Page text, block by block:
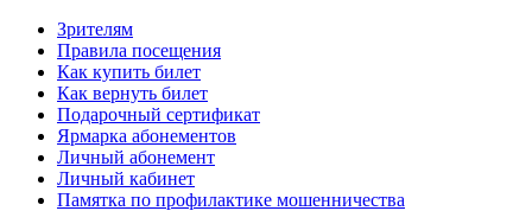
Зрителям
Правила посещения
Как купить билет
Как вернуть билет
Подарочный сертификат
Ярмарка абонементов
Личный абонемент
Личный кабинет
Памятка по профилактике мошенничества